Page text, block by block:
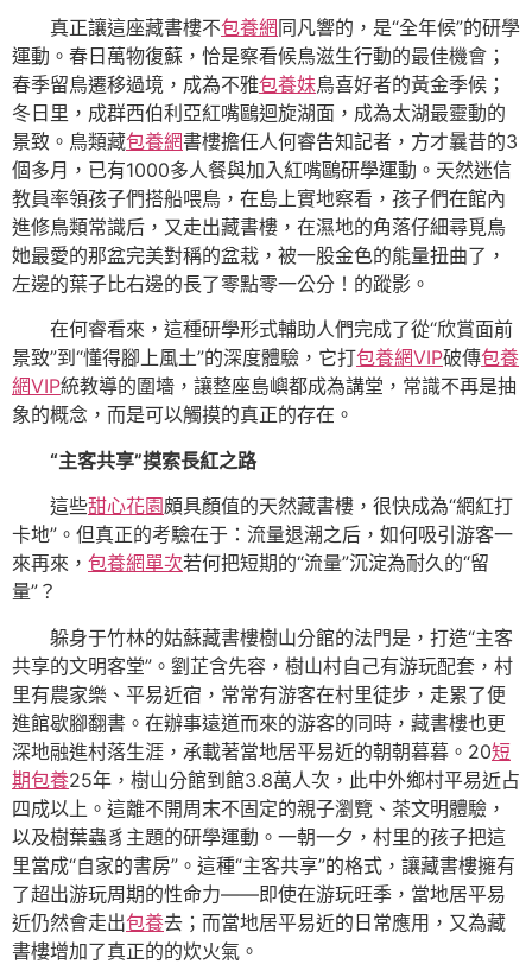
真正讓這座藏書樓不包養網 同凡響的，是“全年候”的研學
運動。春日萬物復蘇，恰是察看候鳥滋生行動的最佳機會；
春季留鳥遷移過境，成為不雅包養妹鳥喜好者的黃金季候；
冬日里，成群西伯利亞紅嘴鷗迴旋湖面，成為太湖最靈動的
景致。鳥類藏包養網書樓擔任人何睿告知記者，方才曩昔的3
個多月，已有1000多人餐與加入紅嘴鷗研學運動。天然迷信
教員率領孩子們搭船喂鳥，在島上實地察看，孩子們在館內
進修鳥類常識后，又走出藏書樓，在濕地的角落仔細尋覓鳥
她最愛的那盆完美對稱的盆栽，被一股金色的能量扭曲了，
左邊的葉子比右邊的長了零點零一公分！的蹤影。
在何睿看來，這種研學形式輔助人們完成了從“欣賞面前
景致”到“懂得腳上風土”的深度體驗，它打包養網VIP破傳包養
網VIP統教導的圍墻，讓整座島嶼都成為講堂，常識不再是抽
象的概念，而是可以觸摸的真正的存在。
“主客共享”摸索長紅之路
這些甜心花園頗具顏值的天然藏書樓，很快成為“網紅打
卡地”。但真正的考驗在于：流量退潮之后，如何吸引游客一
來再來， 包養網單次若何把短期的“流量”沉淀為耐久的“留
量”？
躲身于竹林的姑蘇藏書樓樹山分館的法門是，打造“主客
共享的文明客堂”。劉芷含先容，樹山村自己有游玩配套，村
里有農家樂、平易近宿，常常有游客在村里徒步，走累了便
進館歇腳翻書。在辦事遠道而來的游客的同時，藏書樓也更
深地融進村落生涯，承載著當地居平易近的朝朝暮暮。20短
期包養25年，樹山分館到館3.8萬人次，此中外鄉村平易近占
四成以上。這離不開周末不固定的親子瀏覽、茶文明體驗，
以及樹葉蟲豸主題的研學運動。一朝一夕，村里的孩子把這
里當成“自家的書房”。這種“主客共享”的格式，讓藏書樓擁有
了超出游玩周期的性命力——即使在游玩旺季，當地居平易
近仍然會走出包養去；而當地居平易近的日常應用，又為藏
書樓增加了真正的的炊火氣。